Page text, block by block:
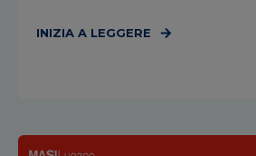
INIZIA A LEGGERE